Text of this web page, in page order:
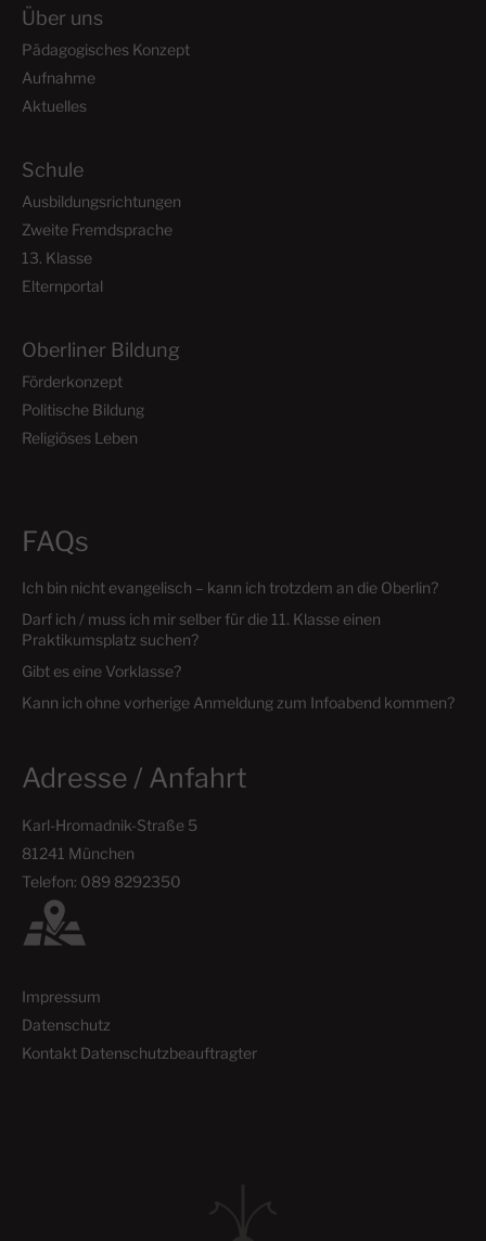
Über uns
Pädagogisches Konzept
Aufnahme
Aktuelles
Schule
Ausbildungsrichtungen
Zweite Fremdsprache
13. Klasse
Elternportal
Oberliner Bildung
Förderkonzept
Politische Bildung
Religiöses Leben
FAQs
Ich bin nicht evangelisch – kann ich trotzdem an die Oberlin?
Darf ich / muss ich mir selber für die 11. Klasse einen
Praktikumsplatz suchen?
Gibt es eine Vorklasse?
Kann ich ohne vorherige Anmeldung zum Infoabend kommen?
Adresse / Anfahrt
Karl-Hromadnik-Straße 5
81241 München
Telefon: 089 8292350
Impressum
Datenschutz
Kontakt Datenschutzbeauftragter